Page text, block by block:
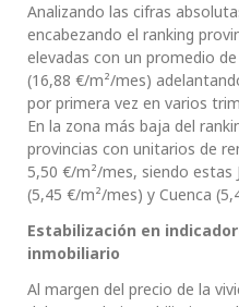
Analizando las cifras
encabezando el ranking
elevadas con un promedio
(16,88 €/m²/mes)
por primera vez en varios
En la zona más baja del
provincias con unitarios de
5,50 €/m²/mes, siendo estas
(5,45 €/m²/mes) y Cuenca
Estabilización en
inmobiliario
Al margen del precio de la